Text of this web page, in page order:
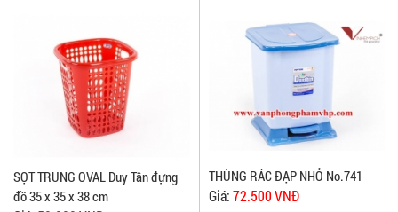
SỌT TRUNG OVAL Duy Tân đựng
đồ 35 x 35 x 38 cm
THÙNG RÁC ĐẠP NHỎ No.741
Giá:72.500 VNĐ